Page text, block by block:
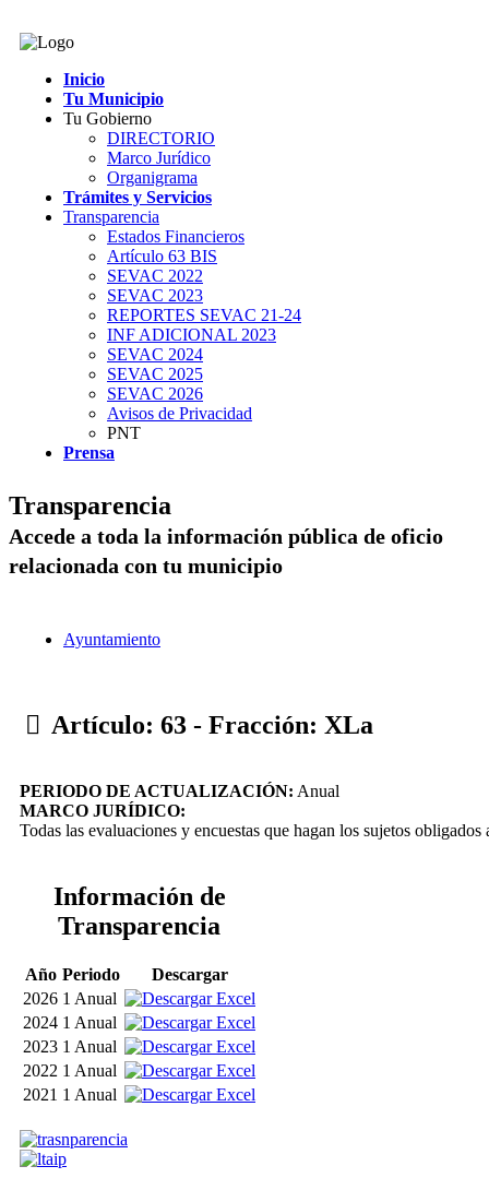
Inicio
Tu Municipio
Tu Gobierno
DIRECTORIO
Marco Jurídico
Organigrama
Trámites y Servicios
Transparencia
Estados Financieros
Artículo 63 BIS
SEVAC 2022
SEVAC 2023
REPORTES SEVAC 21-24
INF ADICIONAL 2023
SEVAC 2024
SEVAC 2025
SEVAC 2026
Avisos de Privacidad
PNT
Prensa
Transparencia
Accede a toda la información pública de oficio
relacionada con tu municipio
Ayuntamiento
Artículo: 63 - Fracción: XLa
PERIODO DE ACTUALIZACIÓN: Anual
MARCO JURÍDICO:
Todas las evaluaciones y encuestas que hagan los sujetos
Información de
Transparencia
Año Periodo
Descargar
2026 1 Anual
2024 1 Anual
2023 1 Anual
2022 1 Anual
2021 1 Anual